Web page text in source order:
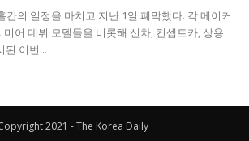
간의 일정을 마치고 지난 1일 폐막했다. 각 메이커
어 데뷔 모델들을 비롯해 신차, 컨셉트카, 상용
된 이번...
2021 - The Korea Daily